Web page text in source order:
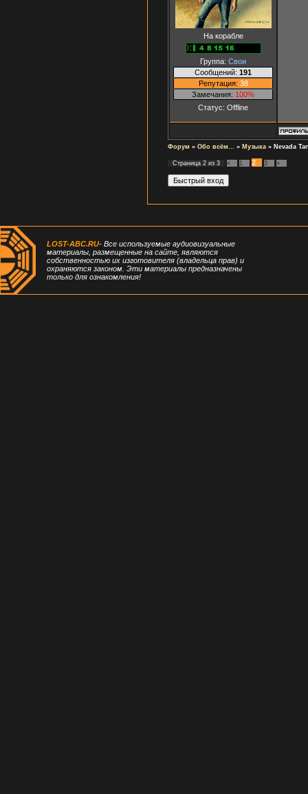
На корабле
Группа: Свои
Сообщений: 191
Репутация: 38
Замечания: 100%
Статус: Offline
Форум » Обо всём... » Музыка » Nevada
Страница 2 из 3 « 1 2 3 »
LOST-ABC.RU- Все используемые аудиовизуальные
материалы, размещенные на сайте, являются
собственностью их изготовителя (владельца прав) и
охраняются законом. Эти материалы предназначены
только для ознакомления!